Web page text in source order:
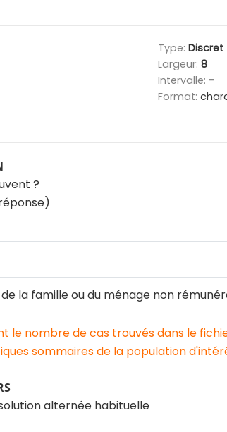
Type: Discret
Largeur: 8
Intervalle: -
Format:
?
la famille ou du ménage non
le nombre de cas trouvés dans le
sommaires de la population
alternée habituelle